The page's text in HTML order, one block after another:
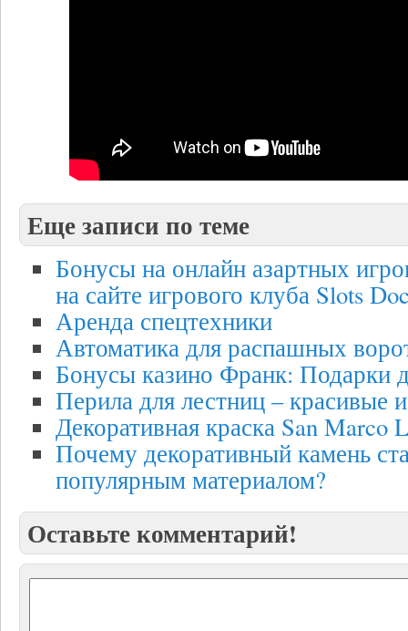
Еще записи по теме
Бонусы на онлайн азартных
на сайте игрового клуба Slots
Аренда спецтехники
Автоматика для распашных
Бонусы казино Франк: Подарки
Перила для лестниц – красивые
Декоративная краска San Marco
Почему декоративный камень
популярным материалом?
Оставьте комментарий!